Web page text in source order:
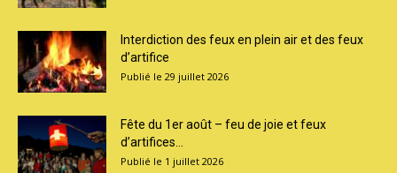
Interdiction des feux en plein air et des feux
d’artifice
29 juillet 2026
Fête du 1er août – feu de joie et feux
d’artifices...
1 juillet 2026